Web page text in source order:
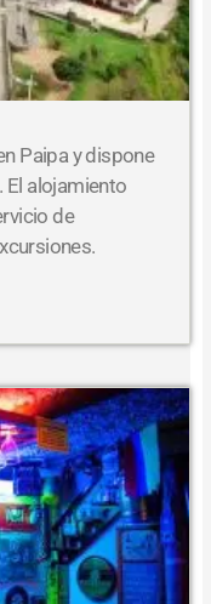
Paipa y dispone
El alojamiento
de